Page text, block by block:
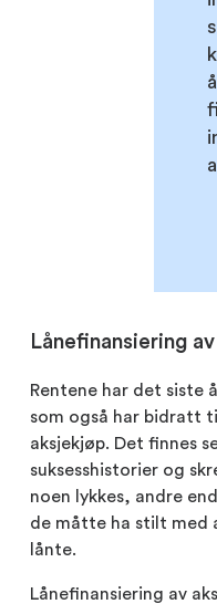
Lånefinansiering
Rentene har det siste
som også har bidratt
aksjekjøp. Det finnes
suksesshistorier og
noen lykkes, andre
de måtte ha stilt med
lånte.
Lånefinansiering av